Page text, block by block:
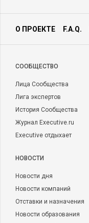
О ПРОЕКТЕ F.A.Q.
CООБЩЕСТВО
Лица Сообщества
Лига экспертов
История Сообщества
Журнал Executive.ru
Executive отдыхает
НОВОСТИ
Новости дня
Новости компаний
Отставки и назначения
Новости образования